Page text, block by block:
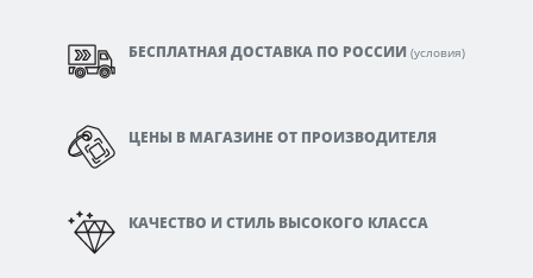
БЕСПЛАТНАЯ ДОСТАВКА ПО РОССИИ (условия)
ЦЕНЫ В МАГАЗИНЕ ОТ ПРОИЗВОДИТЕЛЯ
КАЧЕСТВО И СТИЛЬ ВЫСОКОГО КЛАССА